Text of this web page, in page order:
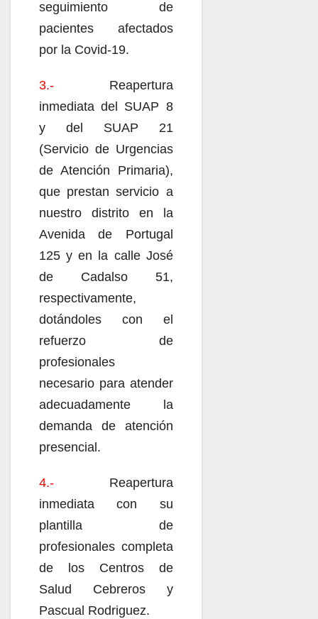
seguimiento de
pacientes afectados
por la Covid-19.
3.- Reapertura
inmediata del SUAP 8
y del SUAP 21
(Servicio de Urgencias
de Atención Primaria),
que prestan servicio a
nuestro distrito en la
Avenida de Portugal
125 y en la calle José
de Cadalso 51,
respectivamente,
dotándoles con el
refuerzo de
profesionales
necesario para atender
adecuadamente la
demanda de atención
presencial.
4.- Reapertura
inmediata con su
plantilla de
profesionales completa
de los Centros de
Salud Cebreros y
Pascual Rodriguez.